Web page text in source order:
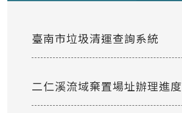
臺南市垃圾清運查詢系統
二仁溪流域棄置場址辦理進度